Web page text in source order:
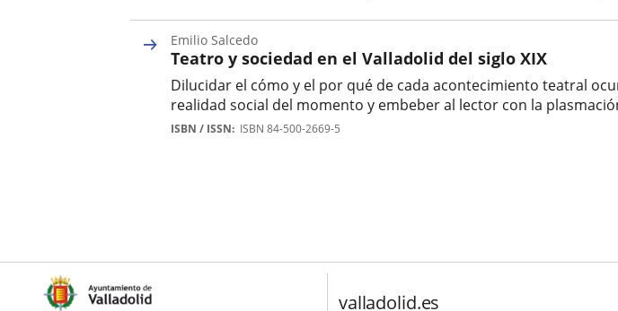
Teatro y sociedad en el Valladolid del siglo XIX
Dilucidar el cómo y el por qué de cada acontecimiento teatral
realidad social del momento y embeber al lector con la
Autor
Emilio Salcedo
ISBN / ISSN ISBN 84-500-2669-5
valladolid.es